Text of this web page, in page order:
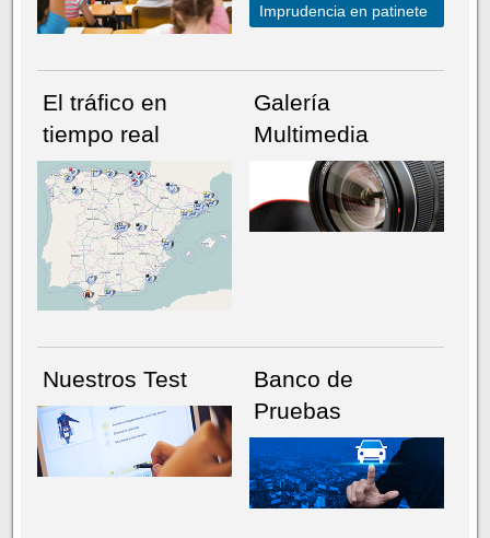
NÚMERO ACTUALHEMEROTECA
Imprudencia en patinete
El tráfico en
tiempo real
Galería
Multimedia
Nuestros Test
Banco de
Pruebas